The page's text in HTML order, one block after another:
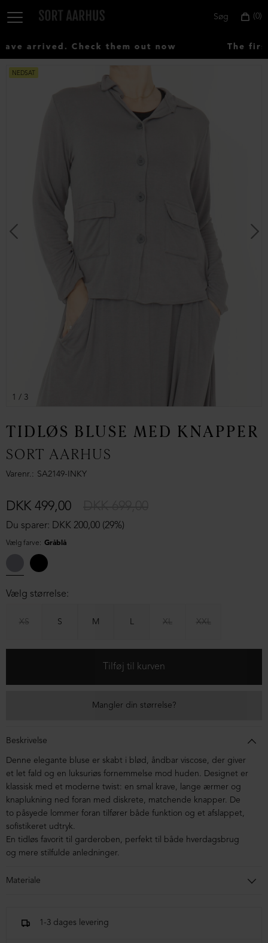
0
Søg
arrived. Check them out now The first
NEDSAT
1 / 3
TIDLØS BLUSE MED KNAPPER
SORT AARHUS
Varenr. SA2149-INKY
Du sparer: DKK 200,00 (29%)
DKK 499,00
Vælg farve: Gråblå
Vælg størrelse:
XS S M L XL XXL
Mangler din størrelse?
Beskrivelse
Denne elegante bluse er skabt i blød, åndbar viscose, der giver
et let fald og en luksuriøs fornemmelse mod huden. Designet er
klassisk med et moderne twist: en smal krave, lange ærmer og
knaplukning ned foran med diskrete, matchende knapper. De
to påsyede lommer foran tilfører både funktion og et afslappet,
sofistikeret udtryk.
En tidløs favorit til garderoben, perfekt til både hverdagsbrug
og mere stilfulde anledninger.
Materiale
1-3 dages levering